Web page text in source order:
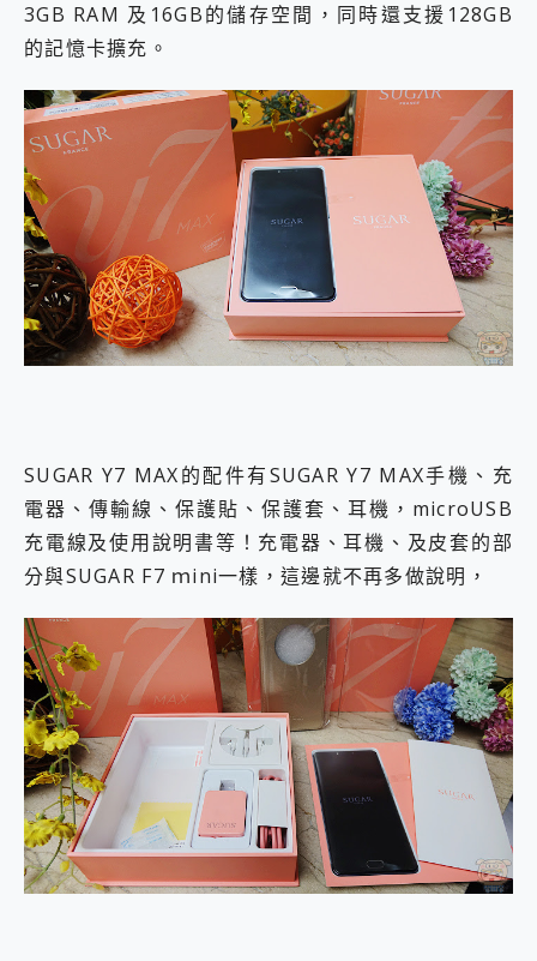
3GB RAM 及16GB的儲存空間，同時還支援128GB
的記憶卡擴充。
SUGAR Y7 MAX的配件有SUGAR Y7 MAX手機、充
電器、傳輸線、保護貼、保護套、耳機，microUSB
充電線及使用說明書等！充電器、耳機、及皮套的部
分與SUGAR F7 ｍini一樣，這邊就不再多做說明，